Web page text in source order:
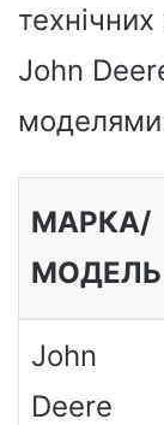
John
МАРКА/
МОДЕЛЬ
John
Deere